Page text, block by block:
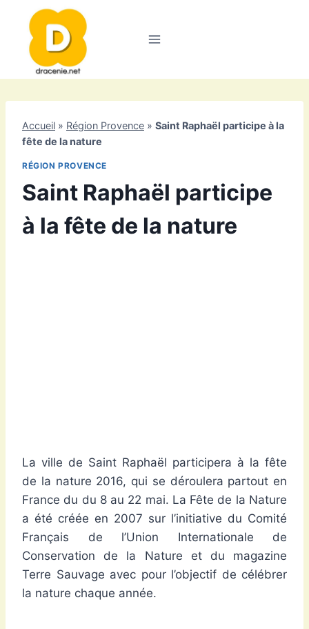
contenu
Accueil » Région Provence » Saint Raphaël participe à la
fête de la nature
RÉGION PROVENCE
Saint Raphaël participe
à la fête de la nature
La ville de Saint Raphaël participera à la fête
de la nature 2016, qui se déroulera partout en
France du du 8 au 22 mai. La Fête de la Nature
a été créée en 2007 sur l’initiative du Comité
Français de l’Union Internationale de
Conservation de la Nature et du magazine
Terre Sauvage avec pour l’objectif de célébrer
la nature chaque année.